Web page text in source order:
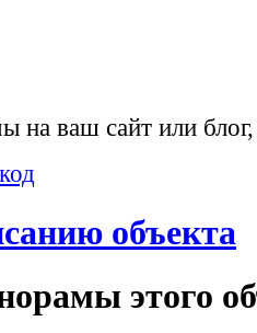
на ваш сайт или
объекта
этого